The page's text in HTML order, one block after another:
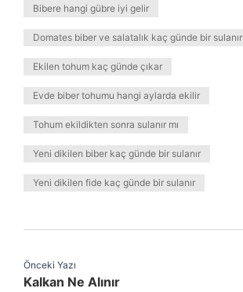
Bibere hangi gübre iyi gelir
Domates biber ve salatalık kaç günde bir sulanır
Ekilen tohum kaç günde çıkar
Evde biber tohumu hangi aylarda ekilir
Tohum ekildikten sonra sulanır mı
Yeni dikilen biber kaç günde bir sulanır
Yeni dikilen fide kaç günde bir sulanır
Önceki Yazı
Kalkan Ne Alınır